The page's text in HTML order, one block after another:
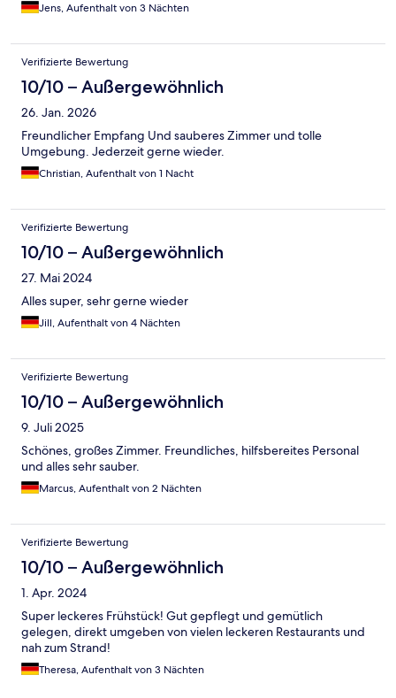
Jens, Aufenthalt von 3 Nächten
Verifizierte Bewertung
10/10 – Außergewöhnlich
26. Jan. 2026
Freundlicher Empfang Und sauberes Zimmer und tolle
Umgebung. Jederzeit gerne wieder.
Christian, Aufenthalt von 1 Nacht
Verifizierte Bewertung
10/10 – Außergewöhnlich
27. Mai 2024
Alles super, sehr gerne wieder
Jill, Aufenthalt von 4 Nächten
Verifizierte Bewertung
10/10 – Außergewöhnlich
9. Juli 2025
Schönes, großes Zimmer. Freundliches, hilfsbereites Personal
und alles sehr sauber.
Marcus, Aufenthalt von 2 Nächten
Verifizierte Bewertung
10/10 – Außergewöhnlich
1. Apr. 2024
Super leckeres Frühstück! Gut gepflegt und gemütlich
gelegen, direkt umgeben von vielen leckeren Restaurants und
nah zum Strand!
Theresa, Aufenthalt von 3 Nächten